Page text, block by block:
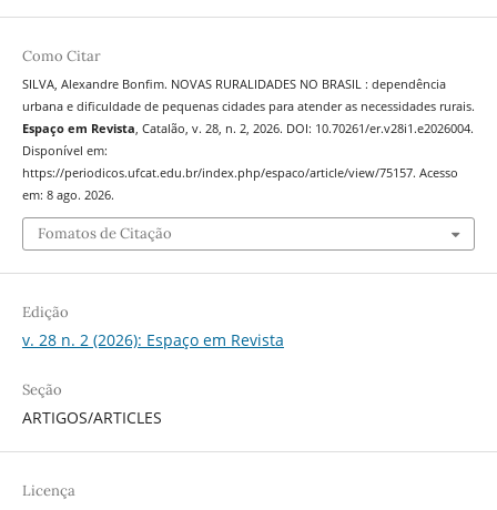
Como Citar
SILVA, Alexandre Bonfim. NOVAS RURALIDADES NO BRASIL : dependência
urbana e dificuldade de pequenas cidades para atender as necessidades rurais.
Espaço em Revista, Catalão, v. 28, n. 2, 2026. DOI: 10.70261/er.v28i1.e2026004.
Disponível em:
https://periodicos.ufcat.edu.br/index.php/espaco/article/view/75157. Acesso
em: 8 ago. 2026.
Fomatos de Citação
Edição
v. 28 n. 2 (2026): Espaço em Revista
Seção
ARTIGOS/ARTICLES
Licença